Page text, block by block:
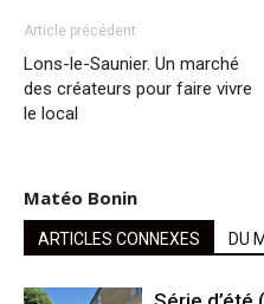
Article précédent
Lons-le-Saunier. Un marché
des créateurs pour faire vivre
le local
Matéo Bonin
ARTICLES CONNEXES DU